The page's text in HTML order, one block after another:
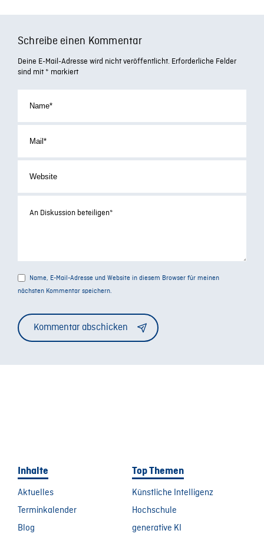
Schreibe einen Kommentar
Deine E-Mail-Adresse wird nicht veröffentlicht. Erforderliche Felder
sind mit * markiert
Name, E-Mail-Adresse und Website in diesem Browser für meinen
nächsten Kommentar speichern.
Inhalte
Aktuelles
Terminkalender
Blog
Top Themen
Künstliche Intelligenz
Hochschule
generative KI